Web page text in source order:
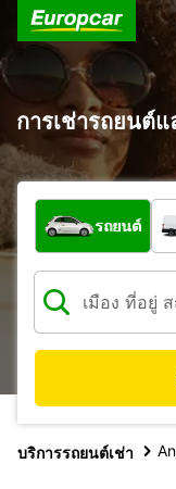
การเช่ารถยนต์
รถประเภทใด
รถยนต์
บริการรถยนต์เช่า